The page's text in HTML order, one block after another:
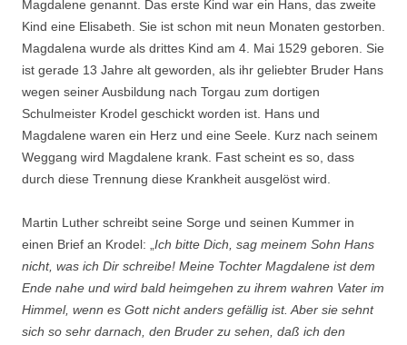
Magdalene genannt. Das erste Kind war ein Hans, das zweite
Kind eine Elisabeth. Sie ist schon mit neun Monaten gestorben.
Magdalena wurde als drittes Kind am 4. Mai 1529 geboren. Sie
ist gerade 13 Jahre alt geworden, als ihr geliebter Bruder Hans
wegen seiner Ausbildung nach Torgau zum dortigen
Schulmeister Krodel geschickt worden ist. Hans und
Magdalene waren ein Herz und eine Seele. Kurz nach seinem
Weggang wird Magdalene krank. Fast scheint es so, dass
durch diese Trennung diese Krankheit ausgelöst wird.
Martin Luther schreibt seine Sorge und seinen Kummer in
einen Brief an Krodel: „Ich bitte Dich, sag meinem Sohn Hans
nicht, was ich Dir schreibe! Meine Tochter Magdalene ist dem
Ende nahe und wird bald heimgehen zu ihrem wahren Vater im
Himmel, wenn es Gott nicht anders gefällig ist. Aber sie sehnt
sich so sehr darnach, den Bruder zu sehen, daß ich den